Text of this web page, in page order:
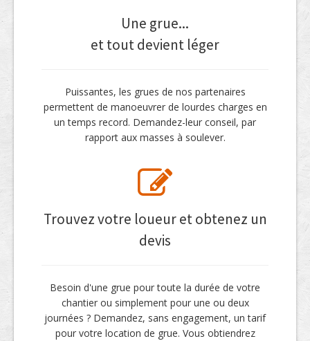
Une grue...
et tout devient léger
Puissantes, les grues de nos partenaires
permettent de manoeuvrer de lourdes charges en
un temps record. Demandez-leur conseil, par
rapport aux masses à soulever.
Trouvez votre loueur et obtenez un
devis
Besoin d'une grue pour toute la durée de votre
chantier ou simplement pour une ou deux
journées ? Demandez, sans engagement, un tarif
pour votre location de grue. Vous obtiendrez